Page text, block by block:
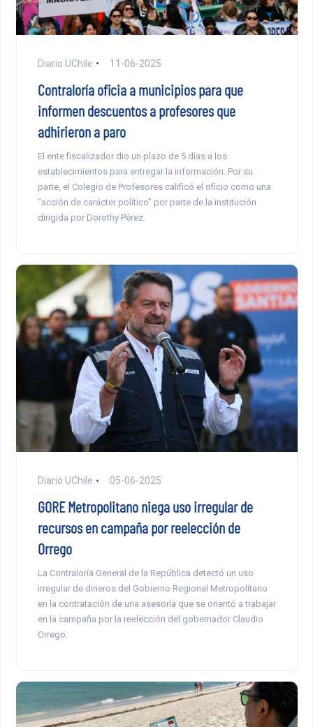
Diario UChile 11-06-2025
Contraloría oficia a municipios para que
informen descuentos a profesores que
adhirieron a paro
El ente fiscalizador dio un plazo de 5 días a los
establecimientos para entregar la información. Por su
parte, el Colegio de Profesores calificó el oficio como una
“acción de carácter político” por parte de la institución
dirigida por Dorothy Pérez.
Diario UChile 05-06-2025
GORE Metropolitano niega uso irregular de
recursos en campaña por reelección de
Orrego
La Contraloría General de la República detectó un uso
irregular de dineros del Gobierno Regional Metropolitano
en la contratación de una asesoría que se orientó a trabajar
en la campaña por la reelección del gobernador Claudio
Orrego.